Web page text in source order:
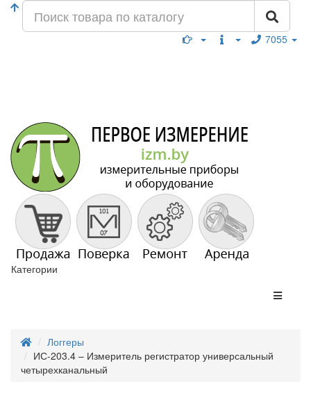
7055
Категории
Логгеры
ИС-203.4 – Измеритель регистратор универсальный
четырехканальный